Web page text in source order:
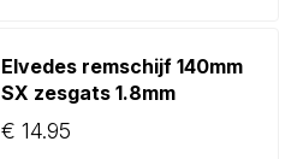
Elvedes remschijf 140mm
SX zesgats 1.8mm
€ 14.95